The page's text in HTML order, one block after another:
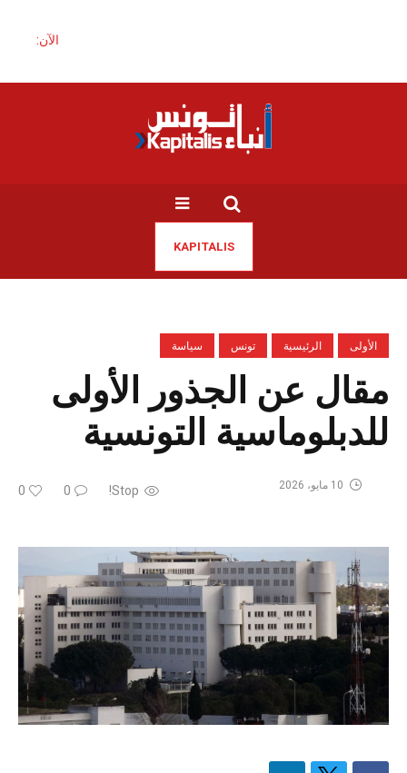
الآن:
KAPITALIS
الأولى الرئيسية تونس سياسة
مقال عن الجذور الأولى
للدبلوماسية التونسية
Stop!
0
0 10 مايو، 2026